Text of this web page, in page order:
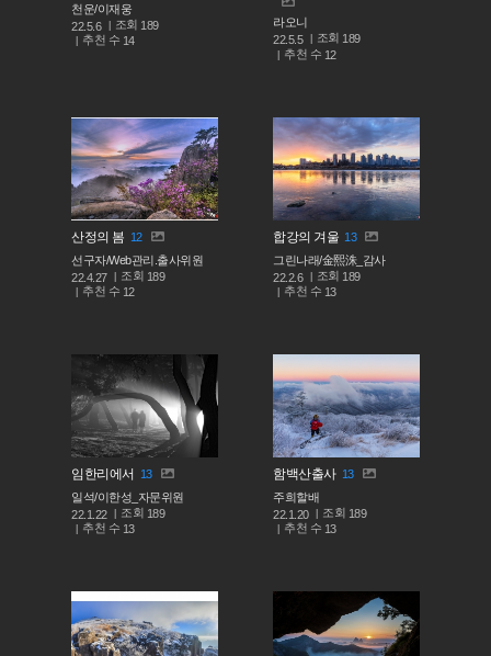
천운/이재웅
22.5.6
조회 189
추천 수 14
라오니
22.5.5
조회 189
추천 수 12
산정의 봄 12
선구자/Web관리.출사위원
22.4.27
조회 189
추천 수 12
합강의 겨울 13
그린나래/金熙洙_감사
22.2.6
조회 189
추천 수 13
임한리에서 13
일석/이한성_자문위원
22.1.22
조회 189
추천 수 13
함백산출사 13
주희할배
22.1.20
조회 189
추천 수 13